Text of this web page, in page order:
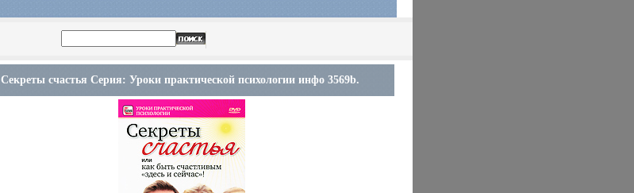
Секреты счастья Серия: Уроки практической психологии инфо 3569b.